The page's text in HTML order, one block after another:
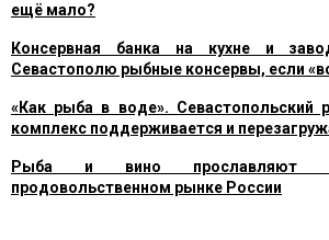
ещё мало?
Консервная банка на кухне и
Севастополю рыбные консервы, если
«Как рыба в воде». Севастопольский
комплекс поддерживается и
Рыба и вино прославляют
продовольственном рынке России